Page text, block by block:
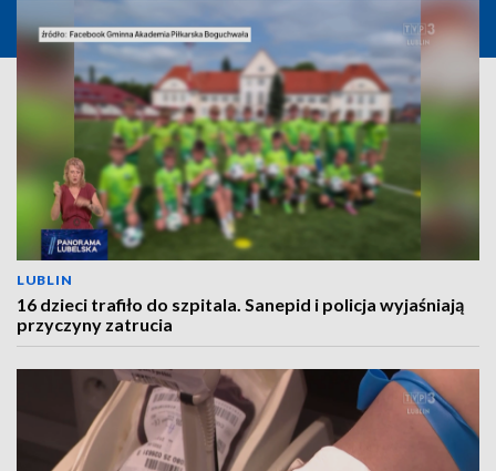
LUBLIN
16 dzieci trafiło do szpitala. Sanepid i policja wyjaśniają
przyczyny zatrucia